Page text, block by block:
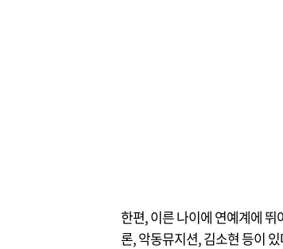
한편, 이른 나이에 연예계에
론, 악동뮤지션, 김소현 등이